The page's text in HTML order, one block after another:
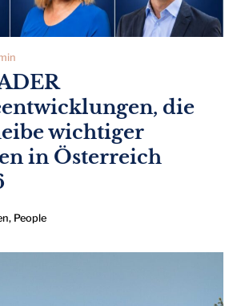
die
wichtiger
in Österreich
, People